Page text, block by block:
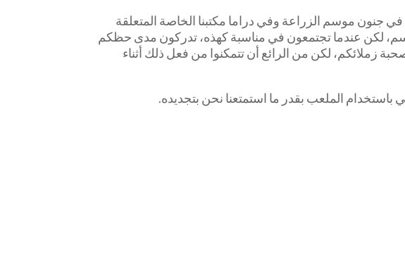
جنون موسم الزراعة وفي دراما مكتبنا الخاصة المتعلقة
لكن عندما تجتمعون في مناسبة كهذه، تدركون مدى حظكم
زملائكم، لكن من الرائع أن تتمكنوا من فعل ذلك أثناء
باستخدام الملعب بقدر ما استمتعنا نحن بتجديده.